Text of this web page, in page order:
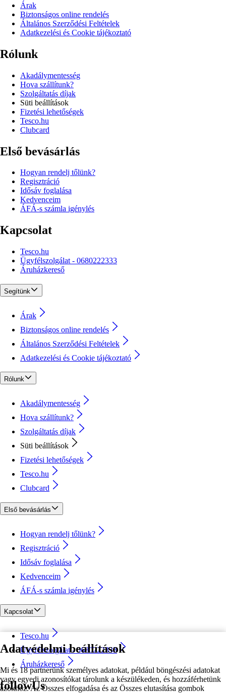
Adatvédelmi beállítások
Mi és 18 partnerünk személyes adatokat, például böngészési adatokat
vagy egyedi azonosítókat tárolunk a készülékeden, és hozzáférhetünk
azokhoz. Az Összes elfogadása és az Összes elutasítása gombok
Árak
Biztonságos online rendelés
Általános Szerződési Feltételek
Adatkezelési és Cookie tájékoztató
Rólunk
Akadálymentesség
Hova szállítunk?
Szolgáltatás díjak
Süti beállítások
Fizetési lehetőségek
Tesco.hu
Clubcard
Első bevásárlás
Hogyan rendelj tőlünk?
Regisztráció
Idősáv foglalása
Kedvenceim
ÁFÁ-s számla igénylés
Kapcsolat
Tesco.hu
Ügyfélszolgálat - 0680222333
Áruházkereső
Segítünk
Árak
Biztonságos online rendelés
Általános Szerződési Feltételek
Adatkezelési és Cookie tájékoztató
Rólunk
Akadálymentesség
Hova szállítunk?
Szolgáltatás díjak
Süti beállítások
Fizetési lehetőségek
Tesco.hu
Clubcard
Első bevásárlás
Hogyan rendelj tőlünk?
Regisztráció
Idősáv foglalása
Kedvenceim
ÁFÁ-s számla igénylés
Kapcsolat
Tesco.hu
Ügyfélszolgálat - 0680222333
Áruházkereső
followUs